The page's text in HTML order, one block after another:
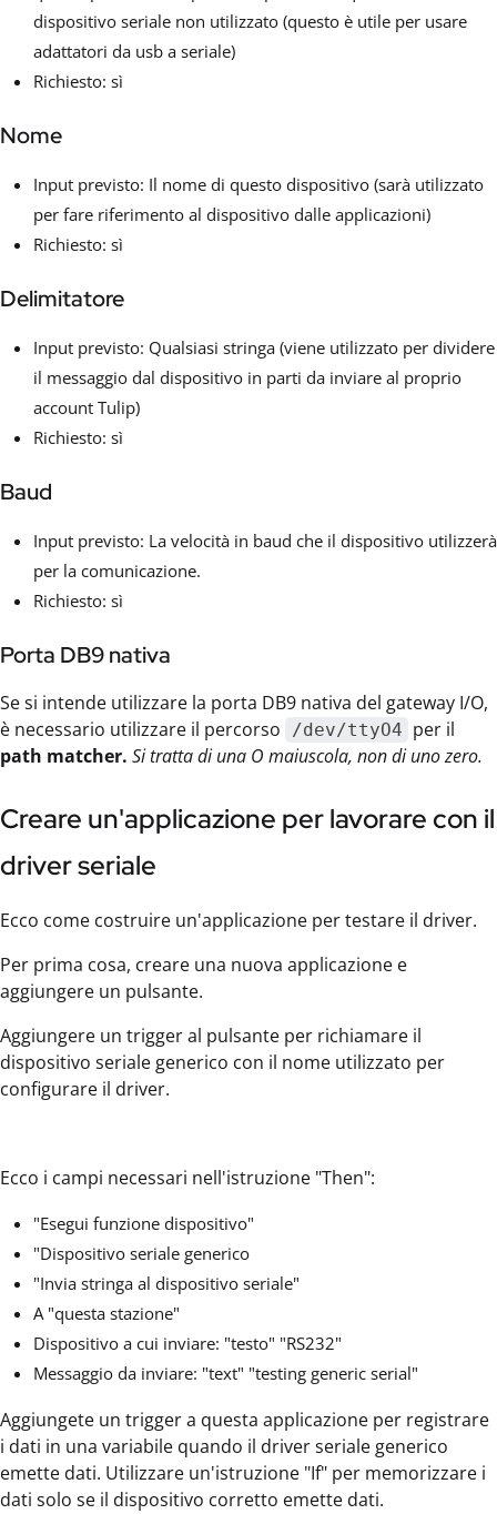
dispositivo seriale non utilizzato (questo è utile per usare
adattatori da usb a seriale)
Richiesto: sì
Nome
Input previsto: Il nome di questo dispositivo (sarà utilizzato
per fare riferimento al dispositivo dalle applicazioni)
Richiesto: sì
Delimitatore
Input previsto: Qualsiasi stringa (viene utilizzato per dividere
il messaggio dal dispositivo in parti da inviare al proprio
account Tulip)
Richiesto: sì
Baud
Input previsto: La velocità in baud che il dispositivo utilizzerà
per la comunicazione.
Richiesto: sì
Porta DB9 nativa
Se si intende utilizzare la porta DB9 nativa del gateway I/O,
è necessario utilizzare il percorso
/dev/ttyO4 per il
path matcher. Si tratta di una O maiuscola, non di uno zero.
Creare un'applicazione per lavorare con il
driver seriale
Ecco come costruire un'applicazione per testare il driver.
Per prima cosa, creare una nuova applicazione e
aggiungere un pulsante.
Aggiungere un trigger al pulsante per richiamare il
dispositivo seriale generico con il nome utilizzato per
configurare il driver.
Ecco i campi necessari nell'istruzione "Then":
"Esegui funzione dispositivo"
"Dispositivo seriale generico
"Invia stringa al dispositivo seriale"
A "questa stazione"
Dispositivo a cui inviare: "testo" "RS232"
Messaggio da inviare: "text" "testing generic serial"
Aggiungete un trigger a questa applicazione per registrare
i dati in una variabile quando il driver seriale generico
emette dati. Utilizzare un'istruzione "If" per memorizzare i
dati solo se il dispositivo corretto emette dati.